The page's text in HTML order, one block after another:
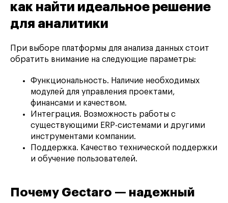
как найти идеальное решение
для аналитики
При выборе платформы для анализа данных стоит
обратить внимание на следующие параметры:
Функциональность. Наличие необходимых
модулей для управления проектами,
финансами и качеством.
Интеграция. Возможность работы с
существующими ERP-системами и другими
инструментами компании.
Поддержка. Качество технической поддержки
и обучение пользователей.
Почему Gectaro — надежный